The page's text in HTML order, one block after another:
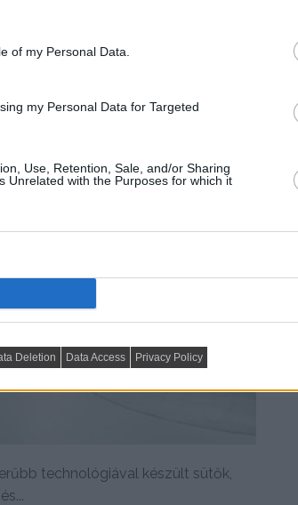
of my Personal Data.
my Personal Data for Targeted
Use, Retention, Sale, and/or Sharing
Unrelated with the Purposes for which it
Deletion Data Access Privacy Policy
technológiával készült sütők,